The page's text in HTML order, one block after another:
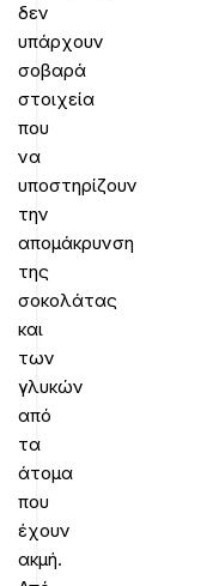
δεν
υπάρχουν
σοβαρά
στοιχεία
που
να
υποστηρίζουν
την
απομάκρυνση
της
σοκολάτας
και
των
γλυκών
από
τα
άτομα
που
έχουν
ακμή.